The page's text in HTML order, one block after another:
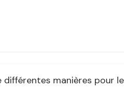
différentes manières pour